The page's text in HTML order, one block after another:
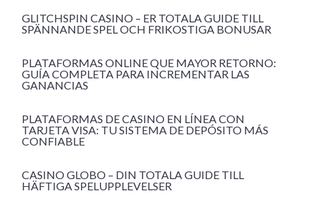
GLITCHSPIN CASINO – ER TOTALA GUIDE TILL
SPÄNNANDE SPEL OCH FRIKOSTIGA BONUSAR
PLATAFORMAS ONLINE QUE MAYOR RETORNO:
GUÍA COMPLETA PARA INCREMENTAR LAS
GANANCIAS
PLATAFORMAS DE CASINO EN LÍNEA CON
TARJETA VISA: TU SISTEMA DE DEPÓSITO MÁS
CONFIABLE
CASINO GLOBO – DIN TOTALA GUIDE TILL
HÄFTIGA SPELUPPLEVELSER